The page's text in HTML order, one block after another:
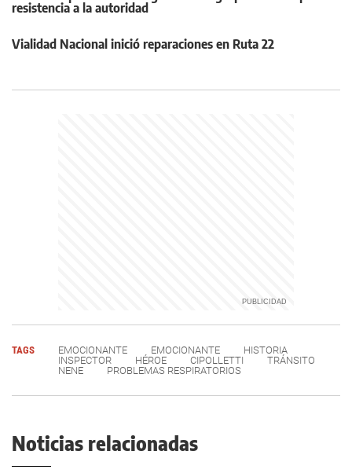
resistencia a la autoridad
Vialidad Nacional inició reparaciones en Ruta 22
TAGS EMOCIONANTE EMOCIONANTE
HISTORIA
INSPECTOR
HÉROE CIPOLLETTI
TRÁNSITO
NENE
PROBLEMAS RESPIRATORIOS
Noticias relacionadas